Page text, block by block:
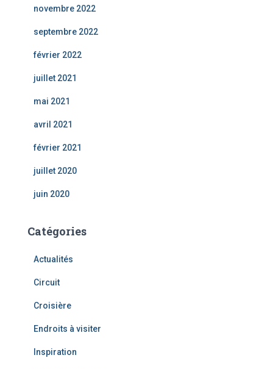
novembre 2022
septembre 2022
février 2022
juillet 2021
mai 2021
avril 2021
février 2021
juillet 2020
juin 2020
Catégories
Actualités
Circuit
Croisière
Endroits à visiter
Inspiration